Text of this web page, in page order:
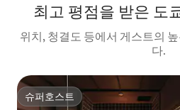
최고 평점을 받은 도
위치, 청결도 등에서 게스트의
다.
슈퍼호스트
슈퍼호스트